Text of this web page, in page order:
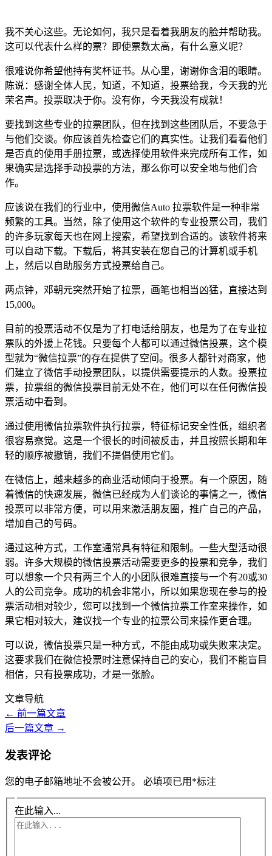
我不关心这些。无论如何，我只是看着我朋友的脸并帮助我。
这可以代表什么样的票？即使票数太高，有什么意义呢？
很难说你希望他持有奖杯证书。从心里，谢谢你含泪的眼睛。
陈说：感谢全体人民，知道，不知道，投票给我，今天我的光
荣名声。投票取决于你。没有你，今天我没有成就！
要找到这些专业的拉票团队，但在找到这些团队后，不要急于
与他们交谈。你应该首先检查它们的真实性。让我们看看他们
是否真的使用手册拉票，或选择使用软件来完成所有工作，如
果确实是选择手动投票的方法，那么你可以安全地与他们合
作。
应该说在我们的行业中，使用微信Auto 拉票软件是一种非常
频繁的工具。当然，除了使用这个软件的专业投票公司，我们
的许多玩家每天也在网上搜索，希望找到合适的。该软件将来
可以自动下载。下载后，将其安装在您自己的计算机或手机
上，然后以自助服务方式投票给自己。
两点钟，邓朝元突然开始了拉票，画笔也相当凶猛，直接达到
15,000。
目前的投票活动不仅是为了打电话给朋友，也是为了在专业拉
票队的外援上花钱。只要每个人都可以通过微信投票，这个模
型就为“微信拉票”的存在提供了空间。很多人都针对商家，他
们建立了微信手动投票团队，以提供需要提示的人数。投票拉
票，拉票组的微信投票目前无处不在，他们可以在任何微信投
票活动中看到。
通过使用微信拉票软件执行拉票，特征标记安全性低，组织者
很容易察觉。这是一个很长的时间被反击，并且按照长期和年
轻的顺序被撤销，我们不提倡使用它们。
在微信上，越来越多的商业活动倾向于投票。有一个原因，随
着微信的快速发展，微信已经成为人们谈论的事情之一，微信
投票可以非常方便，可以用来激活朋友圈，推广自己的产品，
增加自己的号码。
通过这种方式，工作室通常具有特征和限制。一些大型活动很
弱。许多大规模的微信投票活动需要更多的投票和竞争，我们
可以想象一个只有两三个人的小团队很难直接与一个有20或30
人的公司竞争。成功的机会非常小，所以如果您现在参与的投
票活动相对较少，您可以找到一个微信拉票工作室来操作，如
果它相对较大，建议找一个专业的拉票公司来操作更合理。
可以说，微信投票只是一种方式，不能由成功或失败来决定。
这要求我们在微信投票时注意保持自己的安心，我们不能盲目
相信，只有投票成功，才是一张脸。
文章导航
← 前一篇文章
后一篇文章 →
发表评论
您的电子邮箱地址不会被公开。 必填项已用 *标注
在此输入...